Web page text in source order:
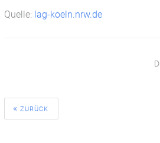
Quelle: lag-koeln.nrw.de
ZURÜCK